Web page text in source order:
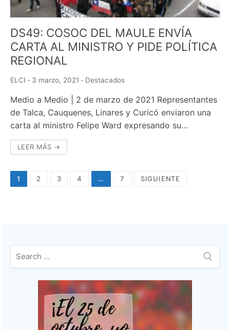
DS49: COSOC DEL MAULE ENVÍA
CARTA AL MINISTRO Y PIDE POLÍTICA
REGIONAL
ELCI - 3 marzo, 2021 - Destacados
Medio a Medio | 2 de marzo de 2021 Representantes
de Talca, Cauquenes, Linares y Curicó enviaron una
carta al ministro Felipe Ward expresando su…
LEER MÁS →
Navegación
1 2 3 4 … 7 SIGUIENTE